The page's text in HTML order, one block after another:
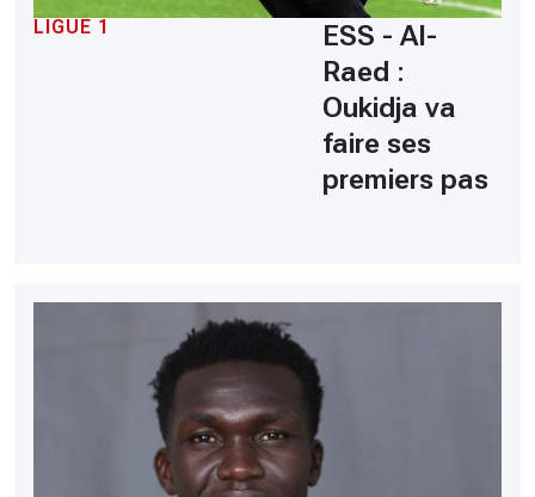
LIGUE 1
ESS - Al-
Raed :
Oukidja va
faire ses
premiers pas